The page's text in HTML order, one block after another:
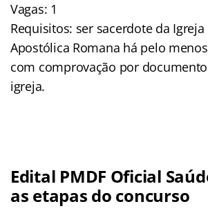
Vagas: 1
Requisitos: ser sacerdote da Igreja
Apostólica Romana há pelo
com comprovação por
igreja.
Edital PMDF Oficial
as etapas do concurso